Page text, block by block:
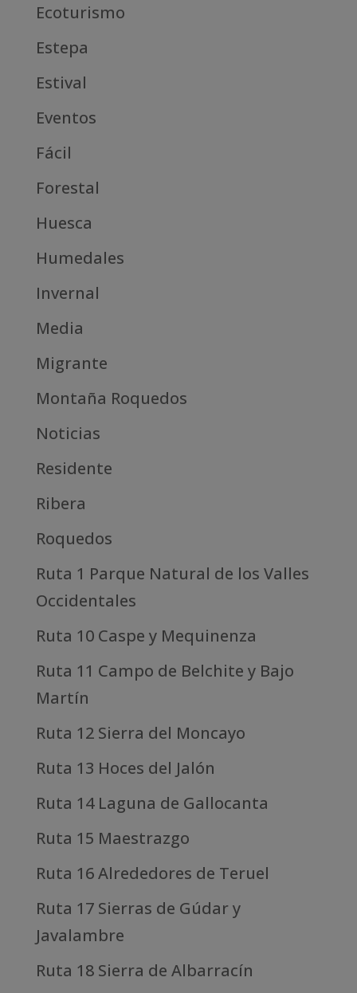
Ecoturismo
Estepa
Estival
Eventos
Fácil
Forestal
Huesca
Humedales
Invernal
Media
Migrante
Montaña Roquedos
Noticias
Residente
Ribera
Roquedos
Ruta 1 Parque Natural de los Valles
Occidentales
Ruta 10 Caspe y Mequinenza
Ruta 11 Campo de Belchite y Bajo
Martín
Ruta 12 Sierra del Moncayo
Ruta 13 Hoces del Jalón
Ruta 14 Laguna de Gallocanta
Ruta 15 Maestrazgo
Ruta 16 Alrededores de Teruel
Ruta 17 Sierras de Gúdar y
Javalambre
Ruta 18 Sierra de Albarracín